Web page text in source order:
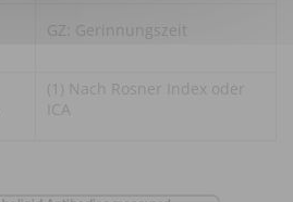
GZ: Gerinnungszeit
(1) Nach Rosner Index oder
ICA